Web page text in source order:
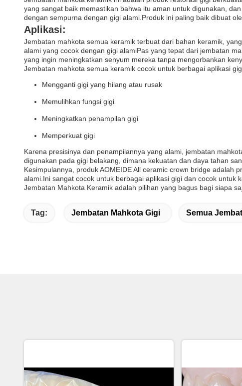
yang sangat baik memastikan bahwa itu aman untuk digunakan,
dengan sempurna dengan gigi alami.Produk ini paling baik dibuat
Aplikasi:
Jembatan mahkota semua keramik terbuat dari bahan keramik,
alami yang cocok dengan gigi alamiPas yang tepat dari jembatan
yang ingin meningkatkan senyum mereka tanpa mengorbankan
Jembatan mahkota semua keramik cocok untuk berbagai aplikasi
Mengganti gigi yang hilang atau rusak
Memulihkan fungsi gigi
Meningkatkan penampilan gigi
Memperkuat gigi
Karena presisinya dan penampilannya yang alami, jembatan
digunakan pada gigi belakang, dimana kekuatan dan daya tahan
Kesimpulannya, produk AOMEIDE All ceramic crown bridge
alami.Ini sangat cocok untuk berbagai aplikasi gigi dan cocok
Jembatan Mahkota Keramik adalah pilihan yang bagus bagi siapa
Tag: Jembatan Mahkota Gigi Semua